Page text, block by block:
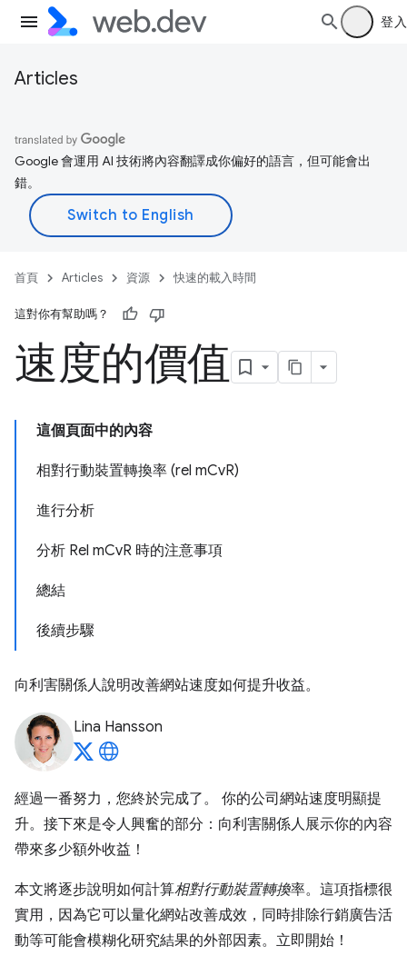
登入
Articles
Google 會運用 AI 技術將內容翻譯成你偏好的語言，但可能會出
錯。
首頁 Articles 資源 快速的載入時間
這對你有幫助嗎？
速度的價值
這個頁面中的內容
相對行動裝置轉換率 (rel mCvR)
進行分析
分析 Rel mCvR 時的注意事項
總結
後續步驟
向利害關係人說明改善網站速度如何提升收益。
Lina Hansson
經過一番努力，您終於完成了。 你的公司網站速度明顯提
升。接下來是令人興奮的部分：向利害關係人展示你的內容
帶來多少額外收益！
本文將逐步說明如何計算相對行動裝置轉換率。這項指標很
實用，因為它可以量化網站改善成效，同時排除行銷廣告活
動等可能會模糊化研究結果的外部因素。立即開始！